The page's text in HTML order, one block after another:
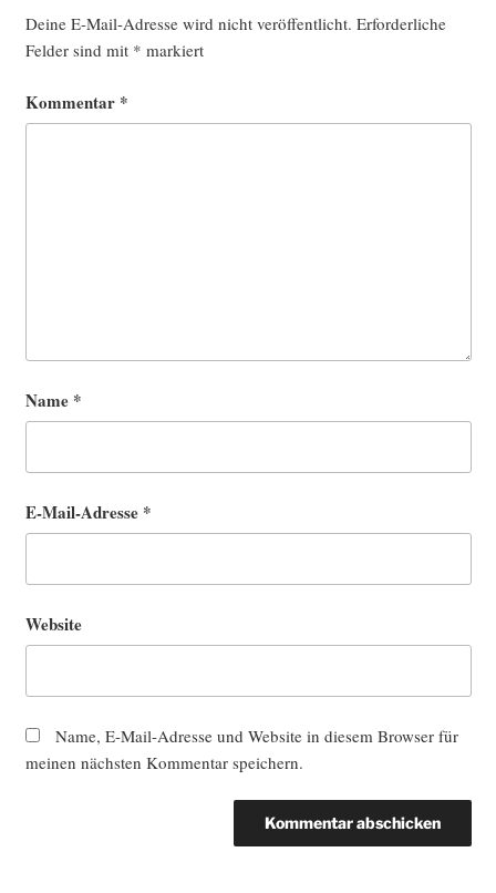
Deine E-Mail-Adresse wird nicht veröffentlicht. Erforderliche
Felder sind mit * markiert
Kommentar *
Name *
E-Mail-Adresse *
Website
Name, E-Mail-Adresse und Website in diesem Browser für
meinen nächsten Kommentar speichern.